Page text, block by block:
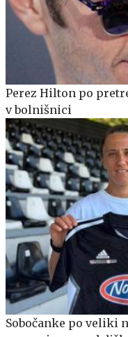
Perez Hilton po
v bolnišnici
Sobočanke po veliki